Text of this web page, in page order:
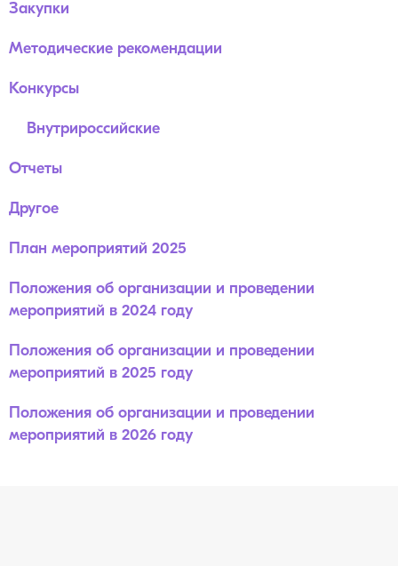
Закупки
Методические рекомендации
Конкурсы
Внутрироссийские
Отчеты
Другое
План мероприятий 2025
Положения об организации и проведении
мероприятий в 2024 году
Положения об организации и проведении
мероприятий в 2025 году
Положения об организации и проведении
мероприятий в 2026 году